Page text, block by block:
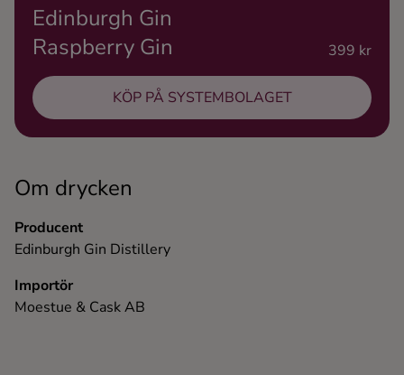
Om drycken
Producent
Edinburgh Gin Distillery
Importör
Moestue & Cask AB
Edinburgh Gin
Raspberry Gin
399 kr
KÖP PÅ SYSTEMBOLAGET